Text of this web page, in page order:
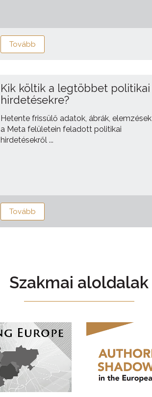
Tovább
Kik költik a legtöbbet politikai
hirdetésekre?
Hetente frissülő adatok, ábrák, elemzések
a Meta felületein feladott politikai
hirdetésekről ...
Tovább
Szakmai aloldalak